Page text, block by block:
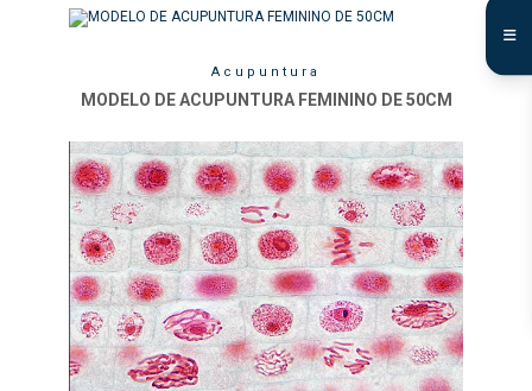
Acupuntura
MODELO DE ACUPUNTURA FEMININO DE 50CM